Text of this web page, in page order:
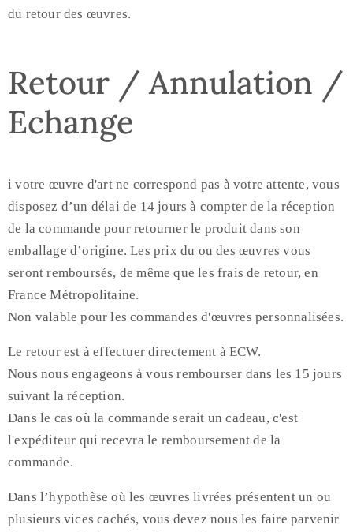
du retour des œuvres.
Retour / Annulation /
Echange
i votre œuvre d'art ne correspond pas à votre attente, vous
disposez d’un délai de 14 jours à compter de la réception
de la commande pour retourner le produit dans son
emballage d’origine. Les prix du ou des œuvres vous
seront remboursés, de même que les frais de retour, en
France Métropolitaine.
Non valable pour les commandes d'œuvres personnalisées.
Le retour est à effectuer directement à ECW.
Nous nous engageons à vous rembourser dans les 15 jours
suivant la réception.
Dans le cas où la commande serait un cadeau, c'est
l'expéditeur qui recevra le remboursement de la
commande.
Dans l’hypothèse où les œuvres livrées présentent un ou
plusieurs vices cachés, vous devez nous les faire parvenir